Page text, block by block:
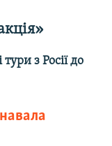
з Росії до